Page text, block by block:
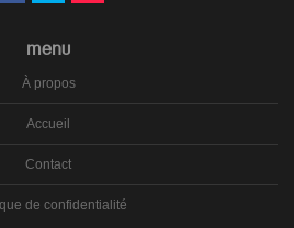
MENU
À propos
Accueil
Contact
de confidentialité